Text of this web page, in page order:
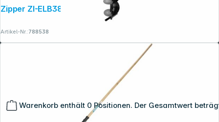
Warenkorb enthält 0 Positionen. Der Gesamtwert
Zipper ZI-ELB380 Benzin-Erdbohrer
Artikel-Nr.:788538